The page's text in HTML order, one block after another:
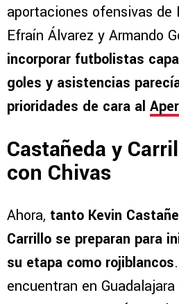
aportaciones ofensivas de
Efraín Álvarez y Armando
incorporar futbolistas
goles y asistencias
prioridades de cara al
Castañeda y
con Chivas
Ahora, tanto Kevin
Carrillo se preparan para
su etapa como rojiblancos
encuentran en